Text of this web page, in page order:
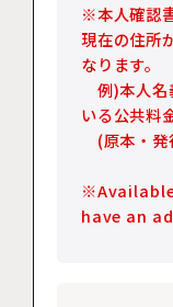
※本人確認
現在の住所
なります。
例)本人名
いる公共料
(原本・発
have an